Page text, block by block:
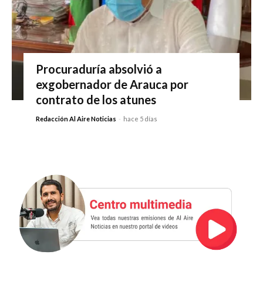
Procuraduría absolvió a
exgobernador de Arauca por
contrato de los atunes
Redacción Al Aire Noticias - hace 5 días